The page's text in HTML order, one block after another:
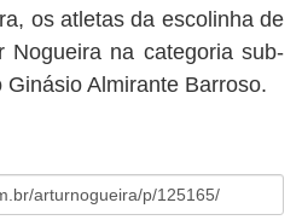
os atletas da escolinha de
Nogueira na categoria sub-
Almirante Barroso.